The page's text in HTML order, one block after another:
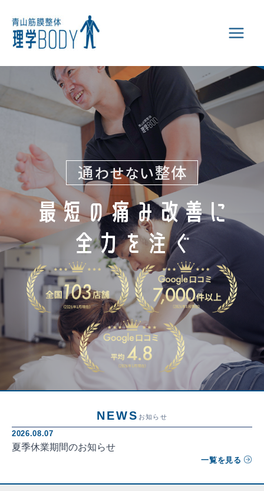
プ
NEWS お知らせ
2026.08.07
夏季休業期間のお知らせ
一覧を見る